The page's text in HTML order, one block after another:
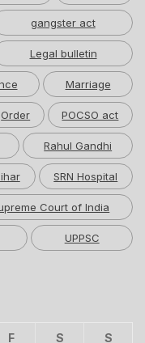
gangster act
Legal bulletin
Marriage
Order POCSO act
Rahul Gandhi
SRN Hospital
Court of India
UPPSC
F S S